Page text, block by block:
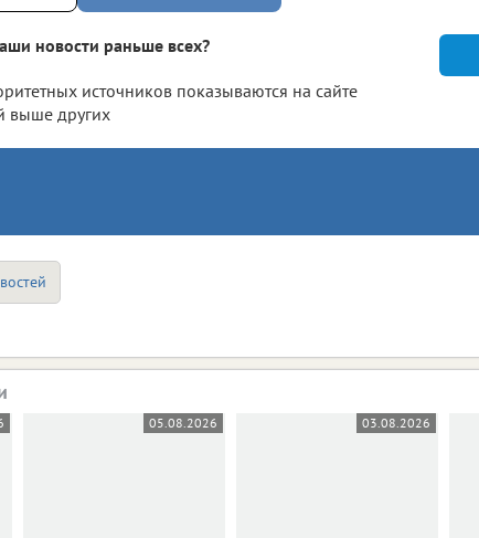
новости раньше всех?
источников показываются на сайте
выше других
05.08.2026 03.08.2026